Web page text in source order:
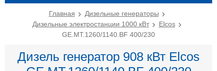
Главная
Дизельные генераторы
Дизельные электростанции 1000 кВт
Elcos
GE.MT.1260/1140.BF 400/230
Дизель генератор 908 кВт Elcos